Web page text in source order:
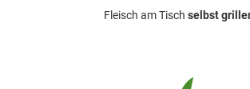
Fleisch am Tisch selbst